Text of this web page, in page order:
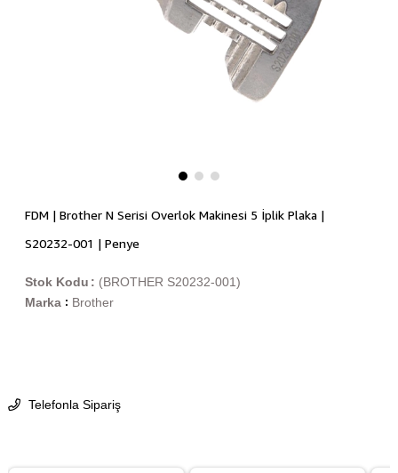
FDM | Brother N Serisi Overlok Makinesi 5 İplik Plaka |
S20232-001 | Penye
(BROTHER S20232-001)
Stok Kodu
Marka : Brother
Telefonla Sipariş